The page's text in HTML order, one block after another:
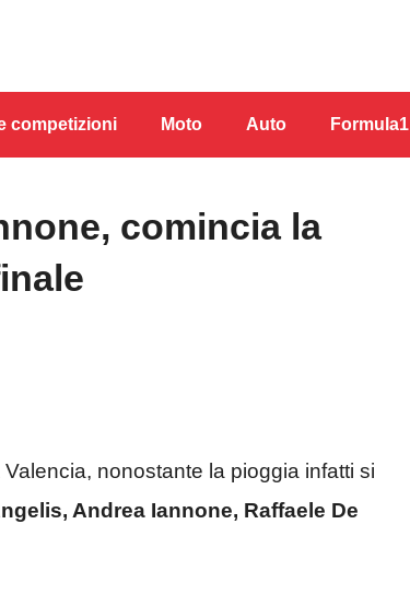
competizioni Moto Auto Formula1
comincia la
nonostante la pioggia infatti si
Andrea Iannone, Raffaele De